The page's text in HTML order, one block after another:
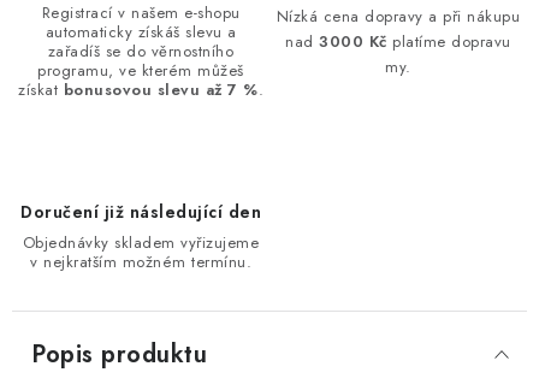
Registrací v našem e-shopu
automaticky získáš slevu a
zařadíš se do věrnostního
programu, ve kterém můžeš
získat bonusovou slevu až 7 %.
Nízká cena dopravy a při nákupu
nad3000 Kč platíme dopravu
my.
Doručení již následující den
Objednávky skladem vyřizujeme
v nejkratším možném termínu.
Popis produktu